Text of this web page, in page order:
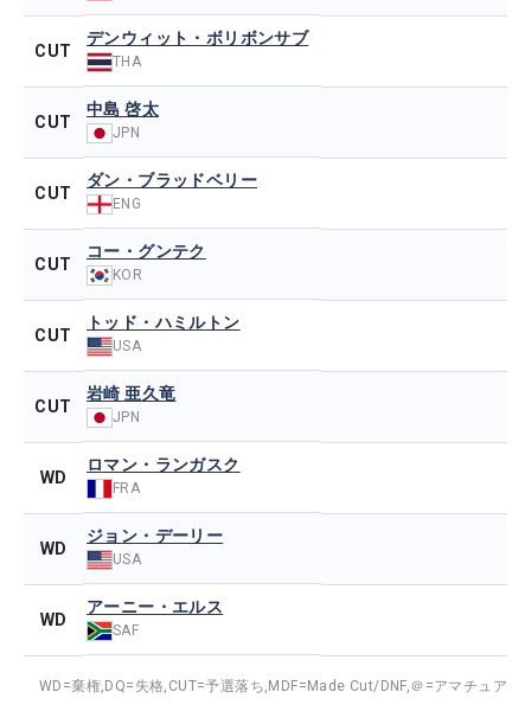
CUT
デンウィット・ボリボンサブ
THA
CUT
中島 啓太
JPN
CUT
ダン・ブラッドベリー
ENG
CUT
コー・グンテク
KOR
CUT
トッド・ハミルトン
USA
CUT
岩崎 亜久竜
JPN
WD
ロマン・ランガスク
FRA
WD
ジョン・デーリー
USA
WD
アーニー・エルス
SAF
WD=棄権, DQ=失格, CUT=予選落ち, MDF=Made Cut/DNF,＠=アマチュア